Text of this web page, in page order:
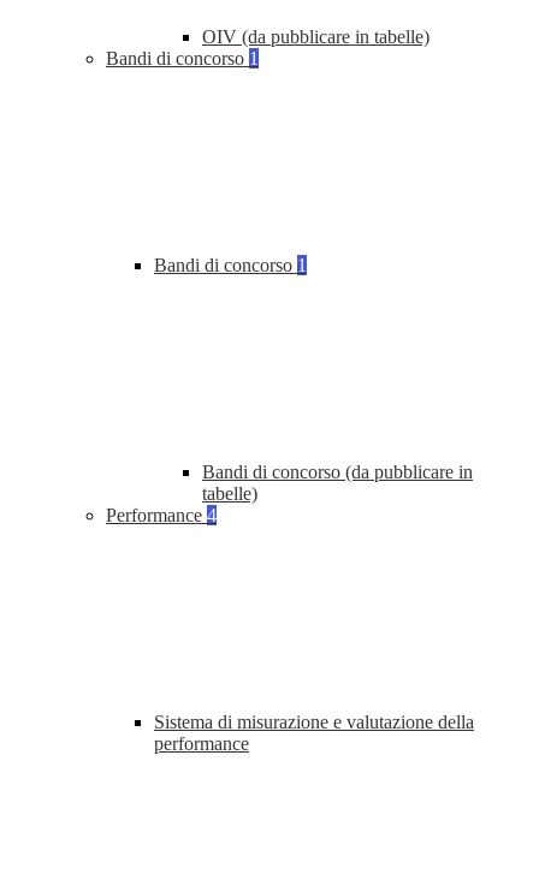
OIV (da pubblicare in tabelle)
Bandi di concorso 1
Bandi di concorso 1
Bandi di concorso (da pubblicare in
tabelle)
Performance 4
Sistema di misurazione e valutazione della
performance